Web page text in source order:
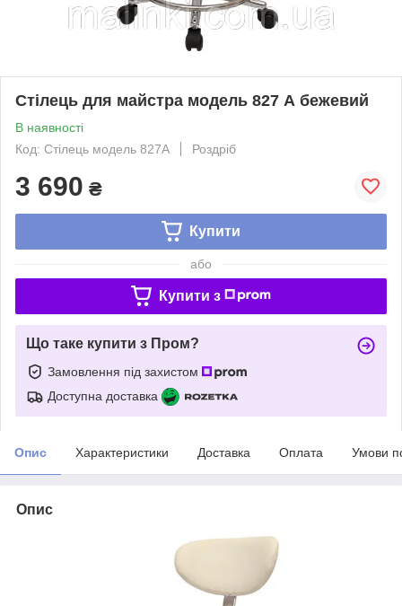
Стілець для майстра модель 827 А бежевий
В наявності
Код: Стілець модель 827А
Роздріб
3 690 ₴
Купити
або
Купити з
Що таке купити з Пром?
Замовлення під захистом
Доступна доставка
Опис Характеристики Доставка Оплата Умови
Опис